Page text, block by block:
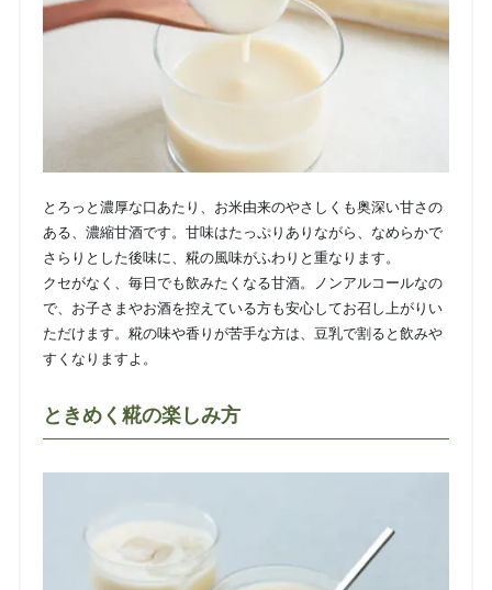
とろっと濃厚な口あたり、お米由来のやさしくも奥深い甘さの
ある、濃縮甘酒です。甘味はたっぷりありながら、なめらかで
さらりとした後味に、糀の風味がふわりと重なります。
クセがなく、毎日でも飲みたくなる甘酒。ノンアルコールなの
で、お子さまやお酒を控えている方も安心してお召し上がりい
ただけます。糀の味や香りが苦手な方は、豆乳で割ると飲みや
すくなりますよ。
ときめく糀の楽しみ方